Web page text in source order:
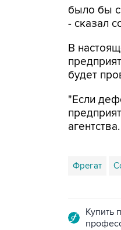
было бы
- сказал
В
будет
"Если
агентства.
Фрегат
Купить